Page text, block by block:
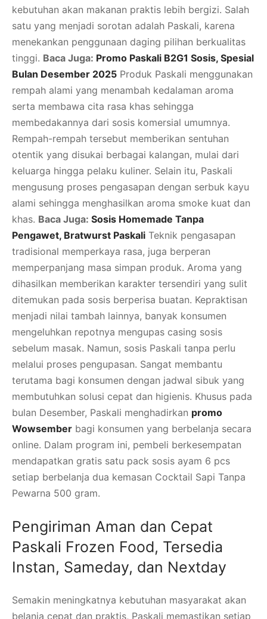
kebutuhan akan makanan praktis lebih bergizi. Salah
satu yang menjadi sorotan adalah Paskali, karena
menekankan penggunaan daging pilihan berkualitas
tinggi. Baca Juga: Promo Paskali B2G1 Sosis, Spesial
Bulan Desember 2025 Produk Paskali menggunakan
rempah alami yang menambah kedalaman aroma
serta membawa cita rasa khas sehingga
membedakannya dari sosis komersial umumnya.
Rempah-rempah tersebut memberikan sentuhan
otentik yang disukai berbagai kalangan, mulai dari
keluarga hingga pelaku kuliner. Selain itu, Paskali
mengusung proses pengasapan dengan serbuk kayu
alami sehingga menghasilkan aroma smoke kuat dan
khas. Baca Juga: Sosis Homemade Tanpa
Pengawet, Bratwurst Paskali Teknik pengasapan
tradisional memperkaya rasa, juga berperan
memperpanjang masa simpan produk. Aroma yang
dihasilkan memberikan karakter tersendiri yang sulit
ditemukan pada sosis berperisa buatan. Kepraktisan
menjadi nilai tambah lainnya, banyak konsumen
mengeluhkan repotnya mengupas casing sosis
sebelum masak. Namun, sosis Paskali tanpa perlu
melalui proses pengupasan. Sangat membantu
terutama bagi konsumen dengan jadwal sibuk yang
membutuhkan solusi cepat dan higienis. Khusus pada
bulan Desember, Paskali menghadirkan promo
Wowsember bagi konsumen yang berbelanja secara
online. Dalam program ini, pembeli berkesempatan
mendapatkan gratis satu pack sosis ayam 6 pcs
setiap berbelanja dua kemasan Cocktail Sapi Tanpa
Pewarna 500 gram.
Pengiriman Aman dan Cepat
Paskali Frozen Food, Tersedia
Instan, Sameday, dan Nextday
Semakin meningkatnya kebutuhan masyarakat akan
belanja cepat dan praktis, Paskali memastikan setiap